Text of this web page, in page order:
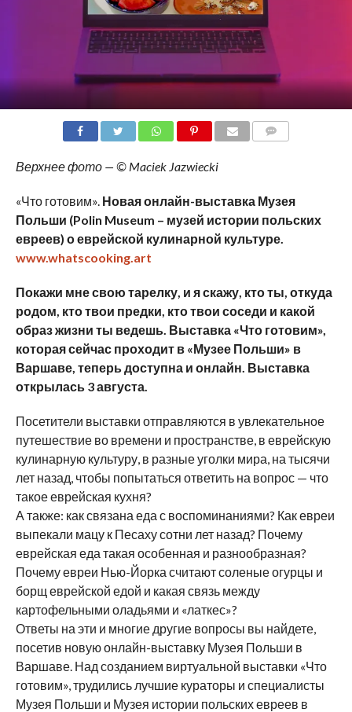
Верхнее фото — © Maciek Jazwiecki
«Что готовим». Новая онлайн-выставка Музея
Польши (Polin Museum – музей истории польских
евреев) о еврейской кулинарной культуре.
www.whatscooking.art
Покажи мне свою тарелку, и я скажу, кто ты, откуда
родом, кто твои предки, кто твои соседи и какой
образ жизни ты ведешь. Выставка «Что готовим»,
которая сейчас проходит в «Музее Польши» в
Варшаве, теперь доступна и онлайн . Выставка
открылась 3 августа.
Посетители выставки отправляются в увлекательное
путешествие во времени и пространстве, в еврейскую
кулинарную культуру, в разные уголки мира, на тысячи
лет назад, чтобы попытаться ответить на вопрос — что
такое еврейская кухня?
А также: как связана еда с воспоминаниями? Как евреи
выпекали мацу к Песаху сотни лет назад? Почему
еврейская еда такая особенная и разнообразная?
Почему евреи Нью-Йорка считают соленые огурцы и
борщ еврейской едой и какая связь между
картофельными оладьями и «латкес»?
Ответы на эти и многие другие вопросы вы найдете,
посетив новую онлайн-выставку Музея Польши в
Варшаве. Над созданием виртуальной выставки «Что
готовим», трудились лучшие кураторы и специалисты
Музея Польши и Музея истории польских евреев в